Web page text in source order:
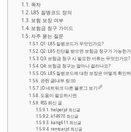
목차
L85 질병코드 정의
보험 보장 여부
보험금 청구 가이드
자주 묻는 질문
Q1: L85 질병코드가 무엇인가요?
Q2: L85 진단을 받으면 보험금 청구가 가능한
Q3: 보험금 청구 시 필요한 서류는 무엇인가요?
Q4: 보험금 청구는 얼마나 걸리나요?
Q5: L85 질병코드에 대한 보장은 어떻게 확인
관련 글(내부 링크)
JD 네트워크 다른 블로그 보기
도움이 필요하시면
RSS 최신 글
helperjd 최신글
k14970 최신글
kang611 최신글
rentcarjd 최신글